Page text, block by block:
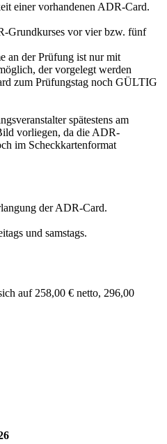
einer vorhandenen ADR-Card.
Grundkurses vor vier bzw. fünf
an der Prüfung ist nur mit
der vorgelegt werden
zum Prüfungstag noch GÜLTIG
spätestens am
vorliegen, da die ADR-
im Scheckkartenformat
der ADR-Card.
und samstags.
auf 258,00 € netto, 296,00